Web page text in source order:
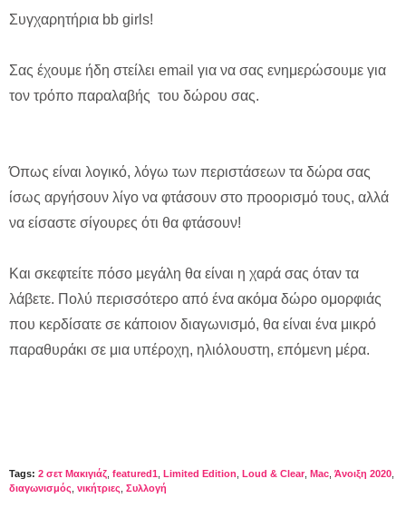
Συγχαρητήρια bb girls!
Σας έχουμε ήδη στείλει email για να σας ενημερώσουμε για
τον τρόπο παραλαβής του δώρου σας.
Όπως είναι λογικό, λόγω των περιστάσεων τα δώρα σας
ίσως αργήσουν λίγο να φτάσουν στο προορισμό τους, αλλά
να είσαστε σίγουρες ότι θα φτάσουν!
Και σκεφτείτε πόσο μεγάλη θα είναι η χαρά σας όταν τα
λάβετε. Πολύ περισσότερο από ένα ακόμα δώρο ομορφιάς
που κερδίσατε σε κάποιον διαγωνισμό, θα είναι ένα μικρό
παραθυράκι σε μια υπέροχη, ηλιόλουστη, επόμενη μέρα.
Tags: 2 σετ Μακιγιάζ featured1 Limited Edition Loud & Clear Mac Άνοιξη 2020
διαγωνισμός νικήτριες Συλλογή